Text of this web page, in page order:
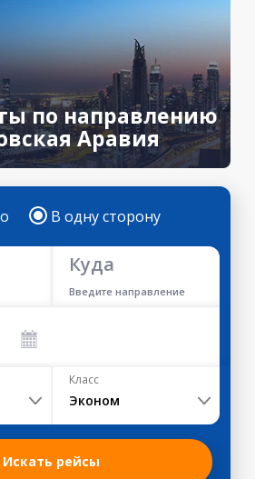
по направлению
Аравия
В одну сторону
Куда
Введите направление
Класс
Эконом
Искать рейсы